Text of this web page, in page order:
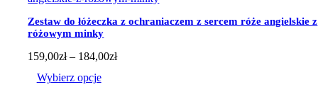
Zestaw do łóżeczka z ochraniaczem z sercem róże angielskie z
różowym minky
159,00zł – 184,00złZakres
Wybierz opcje